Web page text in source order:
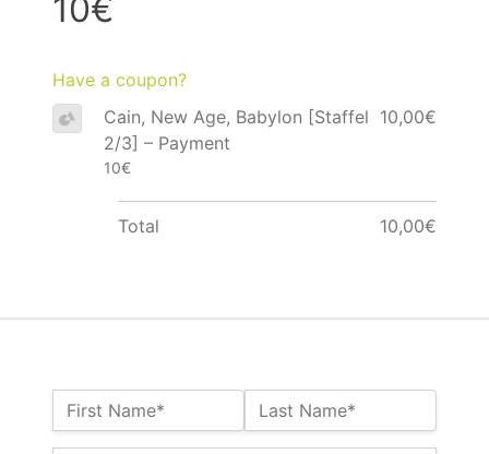
Name:*
First Name* Last Name*
10€
Have a coupon?
Cain, New Age, Babylon [Staffel
2/3] – Payment
10€
10,00€
Total 10,00€